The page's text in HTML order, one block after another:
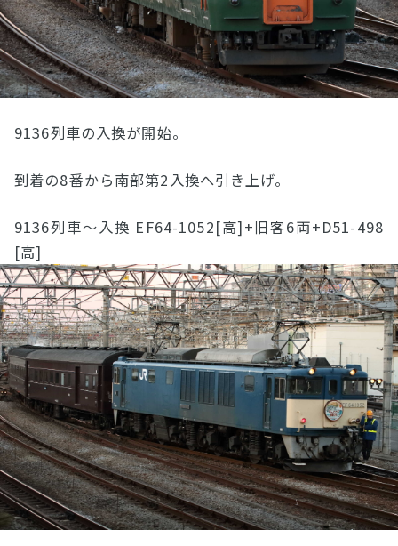
9136列車の入換が開始。
到着の8番から南部第2入換へ引き上げ。
9136列車〜入換 EF64-1052[高]+旧客6両+D51-498
[高]